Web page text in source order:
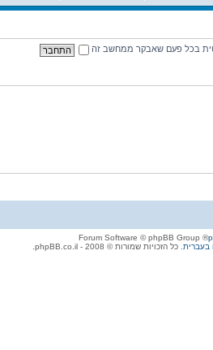
נושאים
הודעות
בכל פעם שאבקר ממחשב זה
® Forum Software © phpBB Group
. כל הזכויות שמורות © 2008 - phpBB.co.il.